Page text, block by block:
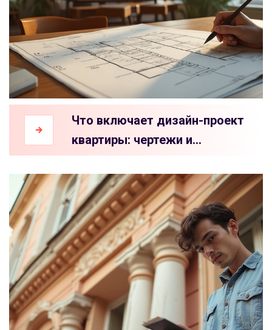
Что включает дизайн-проект
квартиры: чертежи и
документация